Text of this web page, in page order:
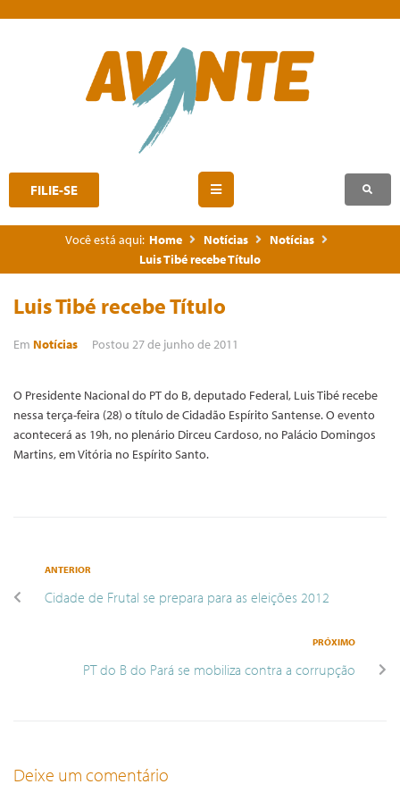
FILIE-SE
Você está aqui: Home Notícias
Notícias
Luis Tibé recebe Título
Luis Tibé recebe Título
Em Notícias Postou 27 de junho de 2011
O Presidente Nacional do PT do B, deputado Federal, Luis Tibé recebe
nessa terça-feira (28) o título de Cidadão Espírito Santense. O evento
acontecerá as 19h, no plenário Dirceu Cardoso, no Palácio Domingos
Martins, em Vitória no Espírito Santo.
ANTERIOR
Cidade de Frutal se prepara para as eleições 2012
PRÓXIMO
PT do B do Pará se mobiliza contra a corrupção
Deixe um comentário